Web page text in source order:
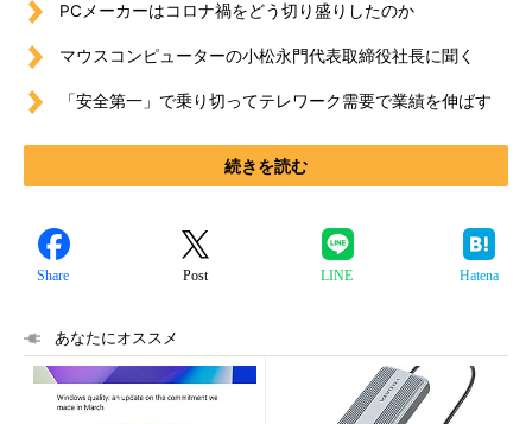
PCメーカーはコロナ禍をどう切り盛りしたのか
マウスコンピューターの小松永門代表取締役社長に聞く
「安全第一」で乗り切ってテレワーク需要で業績を伸ばす
続きを読む
Share Post LINE Hatena
あなたにオススメ